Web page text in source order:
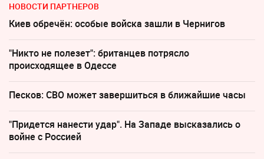
НОВОСТИ ПАРТНЕРОВ
Киев обречён: особые войска зашли в Чернигов
"Никто не полезет": британцев потрясло
происходящее в Одессе
Песков: СВО может завершиться в ближайшие часы
"Придется нанести удар". На Западе высказались о
войне с Россией